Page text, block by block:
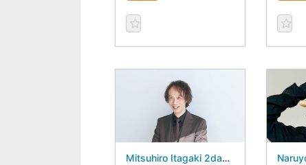
Mitsuhiro Itagaki 2days - August 28, 2026 -